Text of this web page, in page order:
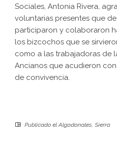
Sociales, Antonia Rivera,
voluntarias presentes que
participaron y colaboraron
los bizcochos que se
como a las trabajadoras de
Ancianos que acudieron
de convivencia.
Publicado elAlgodonales, Sierra